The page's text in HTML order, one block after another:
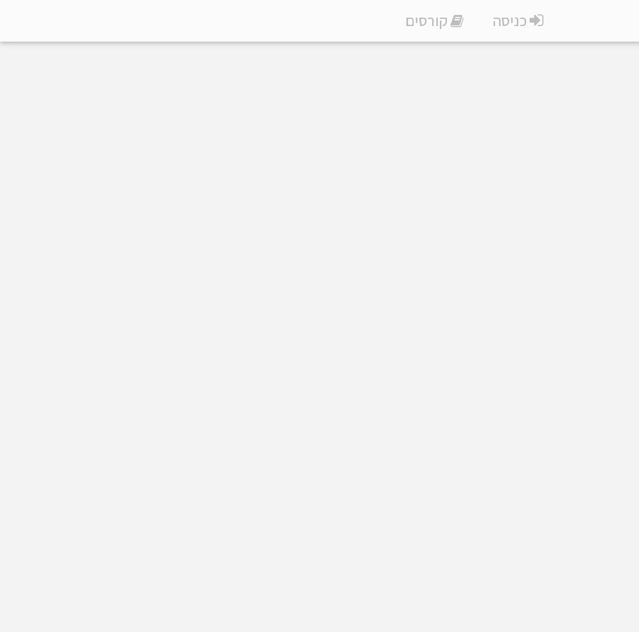
כניסה קורסים